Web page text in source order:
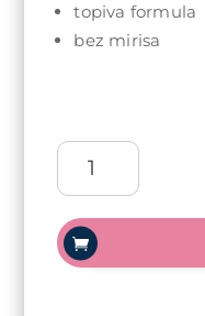
topiva formula
bez mirisa
Arty
Nails
trajni
lak
5ml